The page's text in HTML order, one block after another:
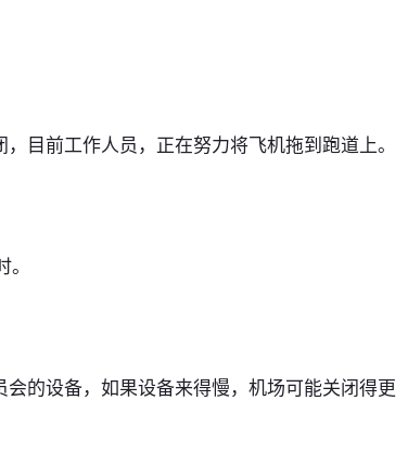
目前工作人员，正在努力将飞机拖到跑道上。
的设备，如果设备来得慢，机场可能关闭得更